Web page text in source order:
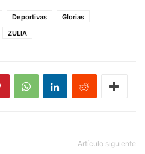
Deportivas
Glorias
ZULIA
Artículo siguiente